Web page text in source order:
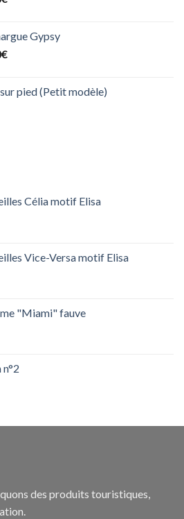
Gypsy
€
pied (Petit modèle)
Célia motif Elisa
Vice-Versa motif Elisa
"Miami" fauve
des produits touristiques,